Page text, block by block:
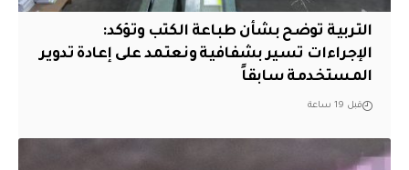
التربية توضح بشأن طباعة الكتب وتؤكد:
الإجراءات تسير بشفافية ونعتمد على إعادة تدوير
المستخدمة سابقاً
قبل 19 ساعة